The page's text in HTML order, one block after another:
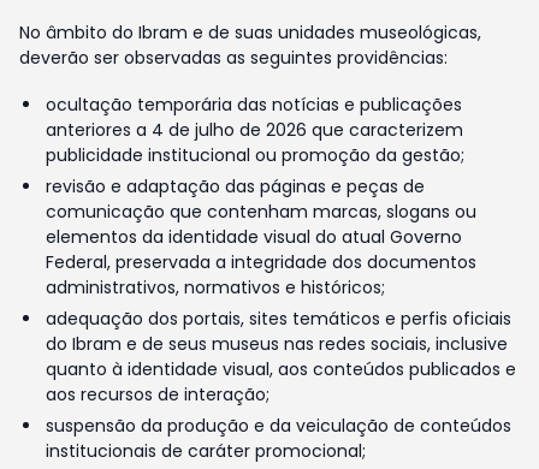
No âmbito do Ibram e de suas unidades museológicas,
deverão ser observadas as seguintes providências:
ocultação temporária das notícias e publicações
anteriores a 4 de julho de 2026 que caracterizem
publicidade institucional ou promoção da gestão;
revisão e adaptação das páginas e peças de
comunicação que contenham marcas, slogans ou
elementos da identidade visual do atual Governo
Federal, preservada a integridade dos documentos
administrativos, normativos e históricos;
adequação dos portais, sites temáticos e perfis oficiais
do Ibram e de seus museus nas redes sociais, inclusive
quanto à identidade visual, aos conteúdos publicados e
aos recursos de interação;
suspensão da produção e da veiculação de conteúdos
institucionais de caráter promocional;